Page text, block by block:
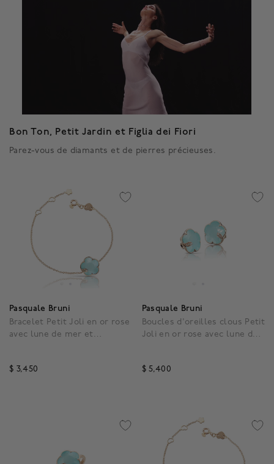
Bon Ton, Petit Jardin et Figlia dei Fiori
Parez-vous de diamants et de pierres précieuses.
Pasquale Bruni
Bracelet Petit Joli en or rose
avec lune de mer et
$ 3,450
Pasquale Bruni
Boucles d'oreilles clous Petit
Joli en or rose avec lune de
$ 5,400